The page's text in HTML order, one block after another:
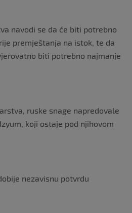
navodi se da će biti potrebno
premještanja na istok, te da
biti potrebno najmanje
ruske snage napredovale
koji ostaje pod njihovom
nezavisnu potvrdu